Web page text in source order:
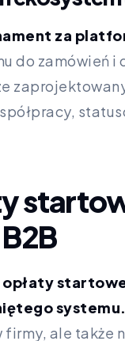
za
do zamówień
opłaty
systemu.
ale także